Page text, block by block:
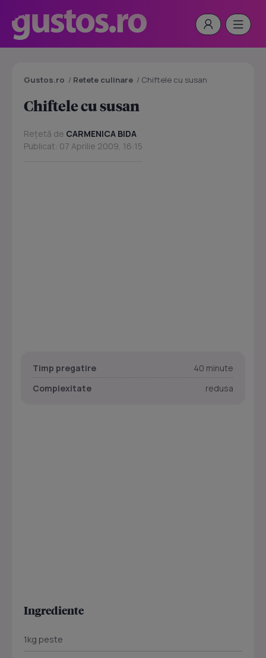
Gustos.ro / Retete culinare / Chiftele cu susan
Chiftele cu susan
Rețetă de CARMENICA BIDA
Publicat: 07 Aprilie 2009, 16:15
Timp pregatire
40 minute
Complexitate
redusa
Ingrediente
1kg peste